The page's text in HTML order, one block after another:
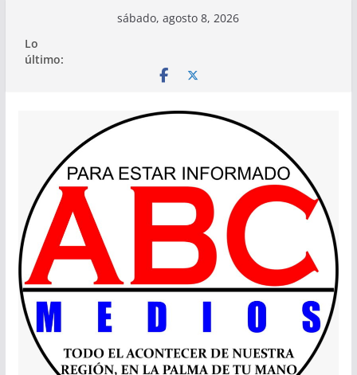
contenido
sábado, agosto 8, 2026
Lo
último: